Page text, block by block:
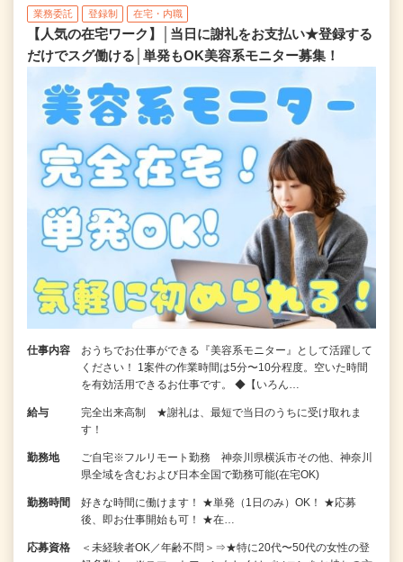
業務委託 登録制 在宅・内職
【人気の在宅ワーク】│当日に謝礼をお支払い★登録する
だけでスグ働ける│単発もOK美容系モニター募集！
仕事内容
おうちでお仕事ができる『美容系モニター』として活躍して
ください！ 1案件の作業時間は5分〜10分程度。空いた時間
を有効活用できるお仕事です。 ◆【いろん…
給与
完全出来高制 ★謝礼は、最短で当日のうちに受け取れま
す！
勤務地
ご自宅※フルリモート勤務 神奈川県横浜市その他、神奈川
県全域を含むおよび日本全国で勤務可能(在宅OK)
勤務時間
好きな時間に働けます！ ★単発（1日のみ）OK！ ★応募
後、即お仕事開始も可！ ★在…
応募資格
＜未経験者OK／年齢不問＞⇒★特に20代〜50代の女性の登